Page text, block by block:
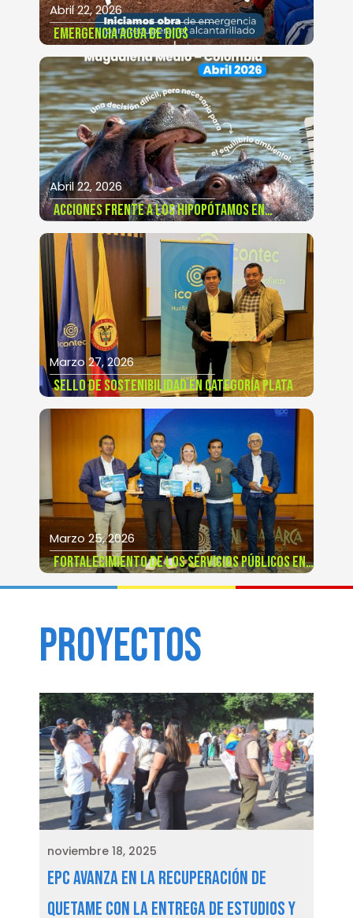
Abril 22, 2026
EMERGENCIA AGUA DE DIOS
Abril 22, 2026
ACCIONES FRENTE A LOS HIPOPÓTAMOS EN
COLOMBIA
Marzo 27, 2026
SELLO DE SOSTENIBILIDAD EN CATEGORÍA PLATA
Marzo 25, 2026
FORTALECIMIENTO DE LOS SERVICIOS PÚBLICOS EN
CUNDINAMARCA GRACIAS A AQUA FUERZA
PROYECTOS
EPC avanza en la recuperación de
Quetame con la entrega de estudios y
noviembre 18, 2025